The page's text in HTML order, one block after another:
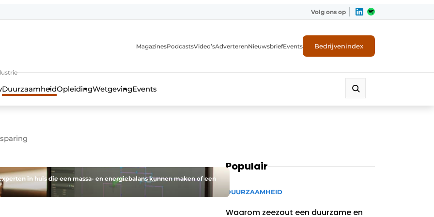
Volg ons op
MagazinesPodcastsVideo’sAdverterenNieuwsbriefEvents Bedrijvenindex
DuurzaamheidOpleidingWetgevingEvents
in huis die een massa- en energiebalans kunnen maken of een
Populair
DUURZAAMHEID
Waarom zeezout een duurzame en